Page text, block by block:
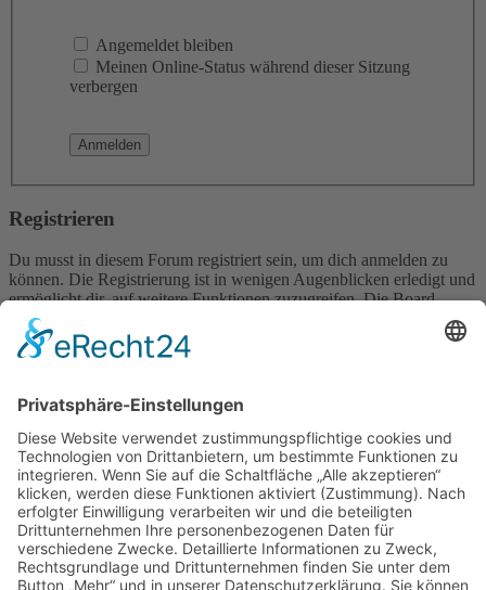
Angemeldet bleiben
Meinen Online-Status während dieser Sitzung
verbergen
Registrieren
Du musst in diesem Forum registriert sein, um dich anmelden zu
können. Die Registrierung ist in wenigen Augenblicken erledigt und
ermöglicht dir, auf weitere Funktionen zuzugreifen. Die Board-
Administration kann registrierten Benutzern auch zusätzliche
Berechtigungen zuweisen. Beachte bitte unsere
Nutzungsbedingungen und die verwandten Regelungen, bevor du
wenn du dich in diesem Board bewegst.
Nutzungsbedingungen|Datenschutzerklärung
Registrieren
Foren-Übersicht
Alle Zeiten sindUTC+02:00
Alle Cookies löschen